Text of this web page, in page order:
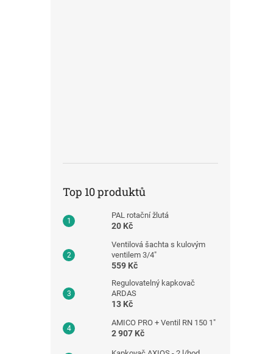
Top 10 produktů
PAL rotační žlutá
20 Kč
Ventilová šachta s kulovým
ventilem 3/4"
559 Kč
Regulovatelný kapkovač
ARDAS
13 Kč
AMICO PRO + Ventil RN 150 1"
2 907 Kč